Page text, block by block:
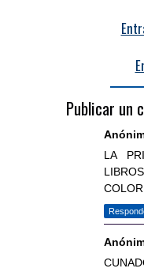
Publicar un
LA